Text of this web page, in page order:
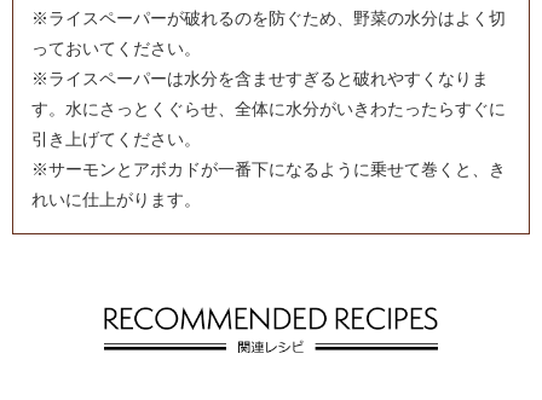
※ライスペーパーが破れるのを防ぐため、野菜の水分はよく切
っておいてください。
※ライスペーパーは水分を含ませすぎると破れやすくなりま
す。水にさっとくぐらせ、全体に水分がいきわたったらすぐに
引き上げてください。
※サーモンとアボカドが一番下になるように乗せて巻くと、き
れいに仕上がります。